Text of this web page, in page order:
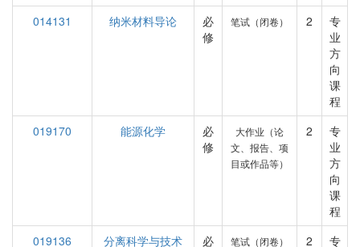
014131
纳米材料导论
必
修
笔试（闭卷） 2
专
业
方
向
课
程
019170
能源化学
必
修
大作业（论
文、报告、项
目或作品等）
2
专
业
方
向
课
程
019136
分离科学与技术
必
笔试（闭卷） 2
专